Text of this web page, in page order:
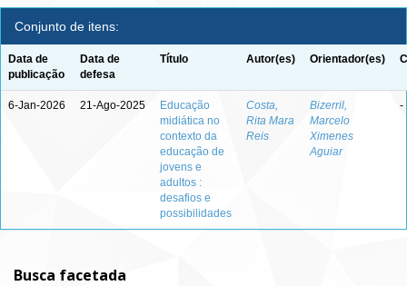
Conjunto de itens:
Data de
publicação
Data de
defesa
Título Autor(es) Orientador(es)
6-Jan-2026 21-Ago-2025
Educação
midiática no
contexto da
educação de
jovens e
adultos :
desafios e
possibilidades
Costa,
Rita Mara
Reis
Bizerril,
Marcelo
Ximenes
Aguiar
-
Busca facetada